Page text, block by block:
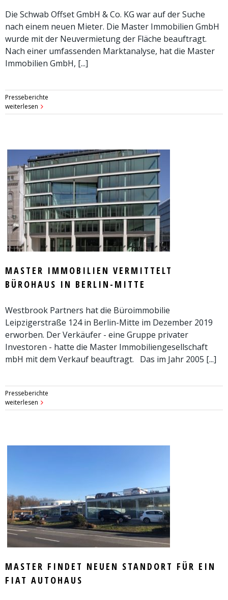
Die Schwab Offset GmbH & Co. KG war auf der Suche
nach einem neuen Mieter. Die Master Immobilien GmbH
wurde mit der Neuvermietung der Fläche beauftragt.
Nach einer umfassenden Marktanalyse, hat die Master
Immobilien GmbH, [...]
Presseberichte
weiterlesen
MASTER IMMOBILIEN VERMITTELT
BÜROHAUS IN BERLIN-MITTE
Westbrook Partners hat die Büroimmobilie
Leipzigerstraße 124 in Berlin-Mitte im Dezember 2019
erworben. Der Verkäufer - eine Gruppe privater
Investoren - hatte die Master Immobiliengesellschaft
mbH mit dem Verkauf beauftragt. Das im Jahr 2005 [...]
Presseberichte
weiterlesen
MASTER FINDET NEUEN STANDORT FÜR EIN
FIAT AUTOHAUS